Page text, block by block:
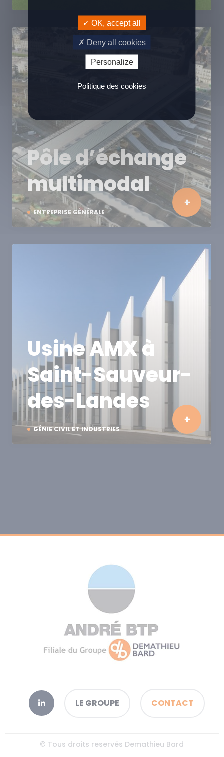
ENTREPRISE GÉNÉRALE
Pôle d’échange
multimodal
GÉNIE CIVIL ET INDUSTRIES
Usine AMX à
Saint-Sauveur-
des-Landes
LE GROUPE CONTACT
© Tous droits reservés Demathieu Bard
OK, accept all
Deny all cookies
Personalize
Politique des cookies